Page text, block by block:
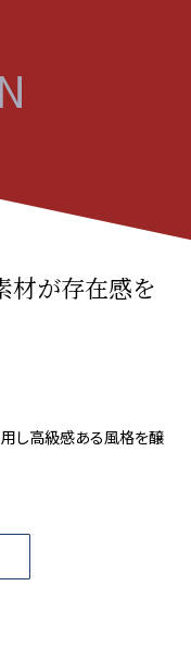
材が存在感を
し高級感ある風格を醸